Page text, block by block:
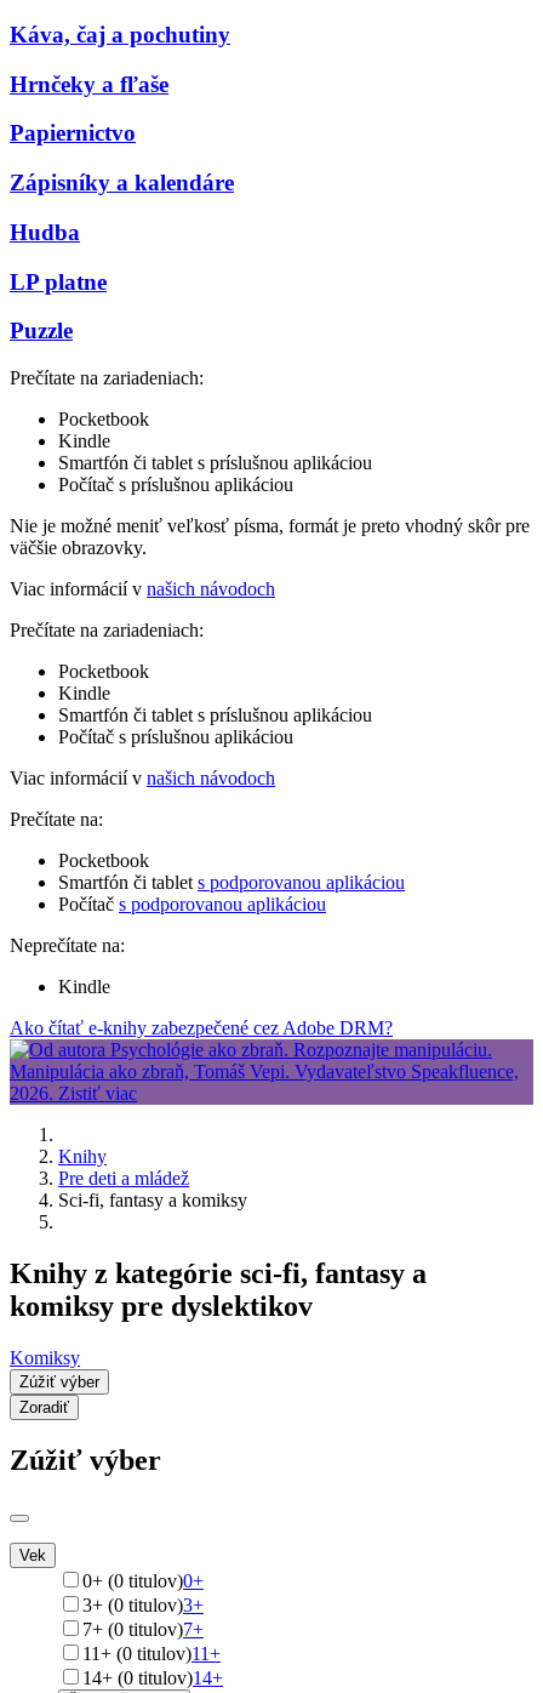
Káva, čaj a pochutiny
Hrnčeky a fľaše
Papiernictvo
Zápisníky a kalendáre
Hudba
LP platne
Puzzle
Prečítate na zariadeniach:
Pocketbook
Kindle
Smartfón či tablet s príslušnou aplikáciou
Počítač s príslušnou aplikáciou
Nie je možné meniť veľkosť písma, formát je preto vhodný skôr pre
väčšie obrazovky.
Viac informácií v našich návodoch
Prečítate na zariadeniach:
Pocketbook
Kindle
Smartfón či tablet s príslušnou aplikáciou
Počítač s príslušnou aplikáciou
Viac informácií v našich návodoch
Prečítate na:
Pocketbook
Smartfón či tablet s podporovanou aplikáciou
Počítač s podporovanou aplikáciou
Neprečítate na:
Kindle
Ako čítať e-knihy zabezpečené cez Adobe DRM?
Knihy
Pre deti a mládež
Sci-fi, fantasy a komiksy
Knihy z kategórie sci-fi, fantasy a
komiksy pre dyslektikov
Komiksy
Zúžiť výber
Zoradiť
Zúžiť výber
Vek
0+ (0 titulov)0+
3+ (0 titulov)3+
7+ (0 titulov)7+
11+ (0 titulov)11+
14+ (0 titulov)14+